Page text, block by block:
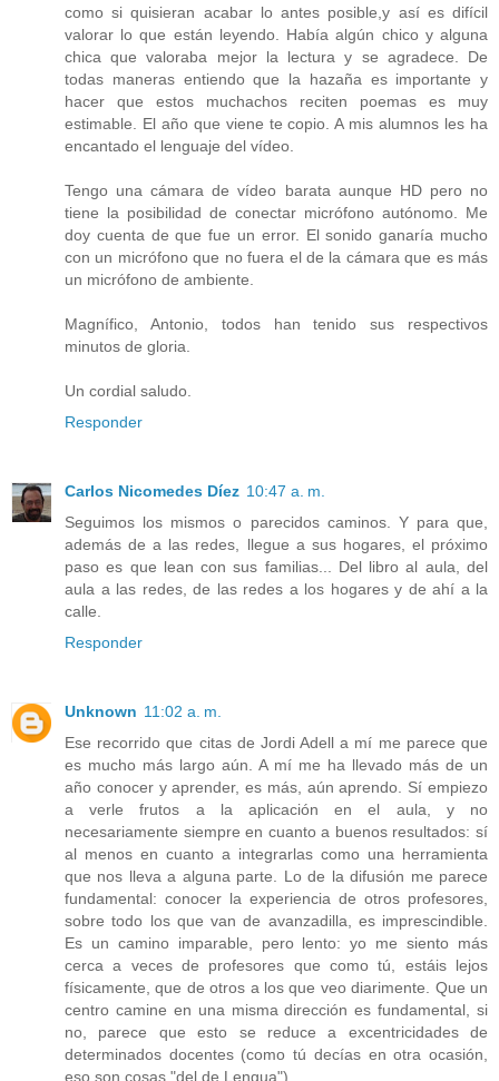
como si quisieran acabar lo antes posible,y así es difícil
valorar lo que están leyendo. Había algún chico y alguna
chica que valoraba mejor la lectura y se agradece. De
todas maneras entiendo que la hazaña es importante y
hacer que estos muchachos reciten poemas es muy
estimable. El año que viene te copio. A mis alumnos les ha
encantado el lenguaje del vídeo.
Tengo una cámara de vídeo barata aunque HD pero no
tiene la posibilidad de conectar micrófono autónomo. Me
doy cuenta de que fue un error. El sonido ganaría mucho
con un micrófono que no fuera el de la cámara que es más
un micrófono de ambiente.
Magnífico, Antonio, todos han tenido sus respectivos
minutos de gloria.
Un cordial saludo.
Responder
Carlos Nicomedes Díez 10:47 a. m.
Seguimos los mismos o parecidos caminos. Y para que,
además de a las redes, llegue a sus hogares, el próximo
paso es que lean con sus familias... Del libro al aula, del
aula a las redes, de las redes a los hogares y de ahí a la
calle.
Responder
Unknown 11:02 a. m.
Ese recorrido que citas de Jordi Adell a mí me parece que
es mucho más largo aún. A mí me ha llevado más de un
año conocer y aprender, es más, aún aprendo. Sí empiezo
a verle frutos a la aplicación en el aula, y no
necesariamente siempre en cuanto a buenos resultados: sí
al menos en cuanto a integrarlas como una herramienta
que nos lleva a alguna parte. Lo de la difusión me parece
fundamental: conocer la experiencia de otros profesores,
sobre todo los que van de avanzadilla, es imprescindible.
Es un camino imparable, pero lento: yo me siento más
cerca a veces de profesores que como tú, estáis lejos
físicamente, que de otros a los que veo diarimente. Que un
centro camine en una misma dirección es fundamental, si
no, parece que esto se reduce a excentricidades de
determinados docentes (como tú decías en otra ocasión,
eso son cosas "del de Lengua").